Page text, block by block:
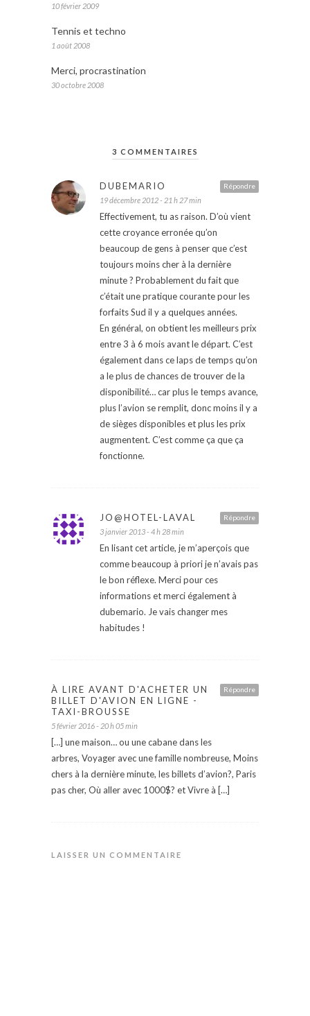
10 février 2009
Tennis et techno
1 août 2008
Merci, procrastination
30 octobre 2008
3 COMMENTAIRES
Répondre
DUBEMARIO
19 décembre 2012 - 21 h 27 min
Effectivement, tu as raison. D’où vient
cette croyance erronée qu’on
beaucoup de gens à penser que c’est
toujours moins cher à la dernière
minute ? Probablement du fait que
c’était une pratique courante pour les
forfaits Sud il y a quelques années.
En général, on obtient les meilleurs prix
entre 3 à 6 mois avant le départ. C’est
également dans ce laps de temps qu’on
a le plus de chances de trouver de la
disponibilité… car plus le temps avance,
plus l’avion se remplit, donc moins il y a
de sièges disponibles et plus les prix
augmentent. C’est comme ça que ça
fonctionne.
Répondre
JO@HOTEL-LAVAL
3 janvier 2013 - 4 h 28 min
En lisant cet article, je m’aperçois que
comme beaucoup à priori je n’avais pas
le bon réflexe. Merci pour ces
informations et merci également à
dubemario. Je vais changer mes
habitudes !
Répondre
À LIRE AVANT D'ACHETER UN
BILLET D'AVION EN LIGNE -
TAXI-BROUSSE
5 février 2016 - 20 h 05 min
[…] une maison… ou une cabane dans les
arbres, Voyager avec une famille nombreuse, Moins
chers à la dernière minute, les billets d’avion?, Paris
pas cher, Où aller avec 1000$? et Vivre à […]
LAISSER UN COMMENTAIRE